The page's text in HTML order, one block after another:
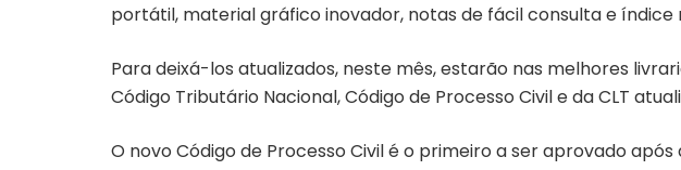
portátil, material gráfico inovador, notas de fácil consulta e índice
Para deixá-los atualizados, neste mês, estarão nas melhores
Código Tributário Nacional, Código de Processo Civil e da CLT
O novo Código de Processo Civil é o primeiro a ser aprovado